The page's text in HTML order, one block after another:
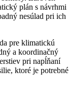
plán s návrhmi
nesúlad pri ich
pre klimatickú
a koordinačný
pri napĺňaní
ktoré je potrebné